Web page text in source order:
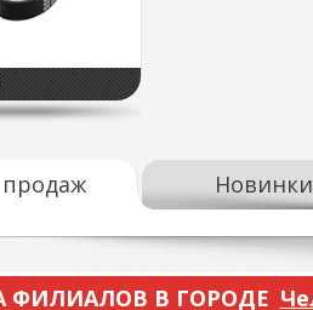
Новинки
ФИЛИАЛОВ В ГОРОДЕ